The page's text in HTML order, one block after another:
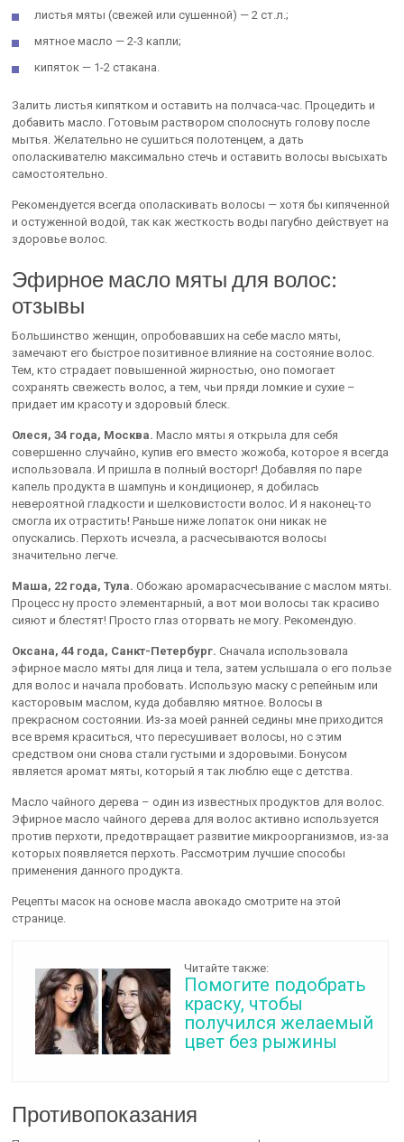
листья мяты (свежей или сушенной) — 2 ст.л.;
мятное масло — 2-3 капли;
кипяток — 1-2 стакана.
Залить листья кипятком и оставить на полчаса-час. Процедить и
добавить масло. Готовым раствором сполоснуть голову после
мытья. Желательно не сушиться полотенцем, а дать
ополаскивателю максимально стечь и оставить волосы высыхать
самостоятельно.
Рекомендуется всегда ополаскивать волосы — хотя бы кипяченной
и остуженной водой, так как жесткость воды пагубно действует на
здоровье волос.
Эфирное масло мяты для волос:
отзывы
Большинство женщин, опробовавших на себе масло мяты,
замечают его быстрое позитивное влияние на состояние волос.
Тем, кто страдает повышенной жирностью, оно помогает
сохранять свежесть волос, а тем, чьи пряди ломкие и сухие –
придает им красоту и здоровый блеск.
Олеся, 34 года, Москва. Масло мяты я открыла для себя
совершенно случайно, купив его вместо жожоба, которое я всегда
использовала. И пришла в полный восторг! Добавляя по паре
капель продукта в шампунь и кондиционер, я добилась
невероятной гладкости и шелковистости волос. И я наконец-то
смогла их отрастить! Раньше ниже лопаток они никак не
опускались. Перхоть исчезла, а расчесываются волосы
значительно легче.
Маша, 22 года, Тула. Обожаю аромарасчесывание с маслом мяты.
Процесс ну просто элементарный, а вот мои волосы так красиво
сияют и блестят! Просто глаз оторвать не могу. Рекомендую.
Оксана, 44 года, Санкт-Петербург. Сначала использовала
эфирное масло мяты для лица и тела, затем услышала о его пользе
для волос и начала пробовать. Использую маску с репейным или
касторовым маслом, куда добавляю мятное. Волосы в
прекрасном состоянии. Из-за моей ранней седины мне приходится
все время краситься, что пересушивает волосы, но с этим
средством они снова стали густыми и здоровыми. Бонусом
является аромат мяты, который я так люблю еще с детства.
Масло чайного дерева – один из известных продуктов для волос.
Эфирное масло чайного дерева для волос активно используется
против перхоти, предотвращает развитие микроорганизмов, из-за
которых появляется перхоть. Рассмотрим лучшие способы
применения данного продукта.
Рецепты масок на основе масла авокадо смотрите на этой
странице.
Читайте также:
Помогите подобрать
краску, чтобы
получился желаемый
цвет без рыжины
Противопоказания